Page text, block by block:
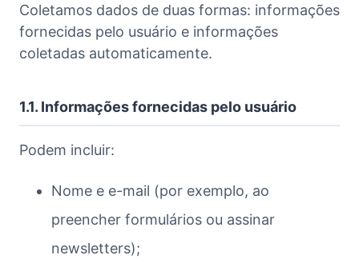
Coletamos dados de duas formas: informações
fornecidas pelo usuário e informações
coletadas automaticamente.
1.1. Informações fornecidas pelo usuário
Podem incluir:
Nome e e-mail (por exemplo, ao
preencher formulários ou assinar
newsletters);